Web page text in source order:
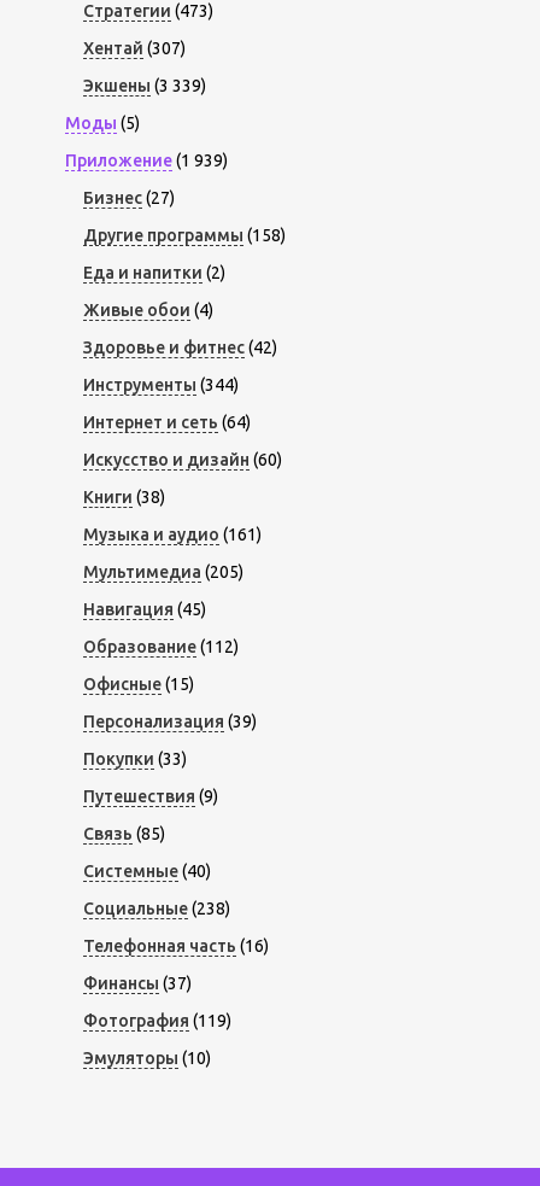
Стратегии (473)
Хентай (307)
Экшены (3 339)
Моды (5)
Приложение(1 939)
Бизнес(27)
Другие программы (158)
Еда и напитки (2)
Живые обои (4)
Здоровье и фитнес(42)
Инструменты (344)
Интернет и сеть (64)
Искусство и дизайн (60)
Книги (38)
Музыка и аудио (161)
Мультимедиа (205)
Навигация (45)
Образование(112)
Офисные(15)
Персонализация (39)
Покупки (33)
Путешествия (9)
Связь (85)
Системные(40)
Социальные(238)
Телефонная часть (16)
Финансы (37)
Фотография (119)
Эмуляторы (10)